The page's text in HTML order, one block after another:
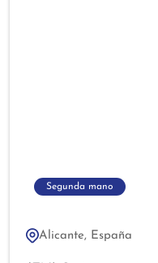
Segunda mano
Alicante, España